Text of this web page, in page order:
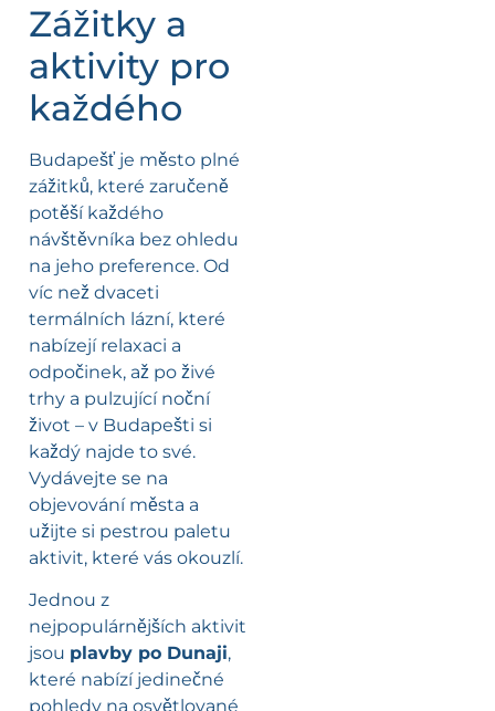
Zážitky a
aktivity pro
každého
Budapešť je město plné
zážitků, které zaručeně
potěší každého
návštěvníka bez ohledu
na jeho preference. Od
víc než dvaceti
termálních lázní, které
nabízejí relaxaci a
odpočinek, až po živé
trhy a pulzující noční
život – v Budapešti si
každý najde to své.
Vydávejte se na
objevování města a
užijte si pestrou paletu
aktivit, které vás okouzlí.
Jednou z
nejpopulárnějších aktivit
jsou plavby po Dunaji,
které nabízí jedinečné
pohledy na osvětlované